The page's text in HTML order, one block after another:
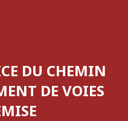
DU CHEMIN
DE VOIES